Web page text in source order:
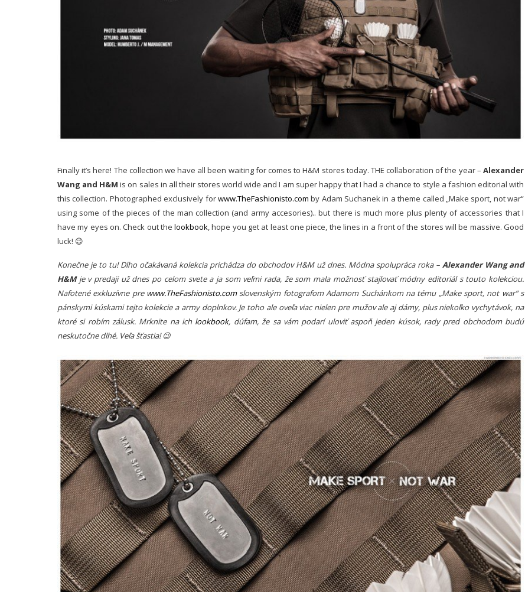
Finally it’s here! The collection we have all been waiting for comes to H&M stores today. THE collaboration of the year – Alexander
Wang and H&M is on sales in all their stores world wide and I am super happy that I had a chance to style a fashion editorial with
this collection. Photographed exclusively forwww.TheFashionisto.com by Adam Suchanek in a theme called „Make sport, not war“
using some of the pieces of the man collection (and army accesories).. but there is much more plus plenty of accessories that I
have my eyes on. Check out thelookbook, hope you get at least one piece, the lines in a front of the stores will be massive. Good
luck! 😉
Konečne je to tu! Dlho očakávaná kolekcia prichádza do obchodov H&M už dnes. Módna spolupráca roka – Alexander Wang and
H&Mje v predaji uždnes po celom svete a ja som veľmi rada, že som mala možnosť stajlovať módny editoriál s touto kolekciou.
Nafotené exkluzívne pre www.TheFashionisto.comslovenským fotografom Adamom Suchánkom na tému „Make sport, not war“ s
pánskymi kúskami tejto kolekcie a army doplnkov. Je toho ale oveľa viac nielen pre mužov ale aj dámy, plus niekoľko vychytávok, na
ktoré si robím zálusk. Mrknite na ich lookbook, dúfam, že sa vám podarí uloviť aspoň jeden kúsok, rady pred obchodom budú
neskutočne dlhé. Veľa šťastia! 😉